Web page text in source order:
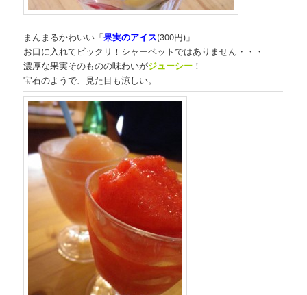
まんまるかわいい「果実のアイス(300円)」
お口に入れてビックリ！シャーベットではありません・・・
濃厚な果実そのものの味わいがジューシー ！
宝石のようで、見た目も涼しい。